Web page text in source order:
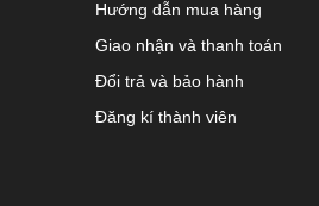
Hướng dẫn mua hàng
Giao nhận và thanh toán
Đổi trả và bảo hành
Đăng kí thành viên